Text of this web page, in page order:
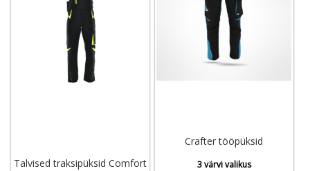
Crafter tööpüksid
3 värvi valikus
Talvised traksipüksid Comfort